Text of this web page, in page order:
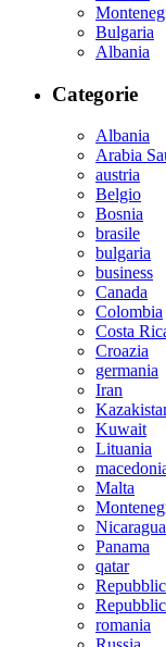
Bulgaria
Albania
Categorie
Albania
Arabia
austria
Belgio
Bosnia
brasile
bulgaria
business
Canada
Colombia
Costa
Croazia
germania
Iran
Kuwait
Lituania
Malta
Nicaragua
Panama
qatar
romania